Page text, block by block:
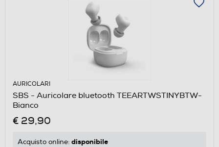
AURICOLARI
SBS - Auricolare bluetooth TEEARTWSTINYBTW-
Bianco
€ 29,90
Acquisto online: disponibile